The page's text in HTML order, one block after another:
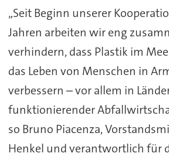
„Seit Beginn unserer
Jahren arbeiten wir eng
verhindern, dass Plastik im
das Leben von Menschen in
verbessern – vor allem in
funktionierender
so Bruno Piacenza,
Henkel und verantwortlich für